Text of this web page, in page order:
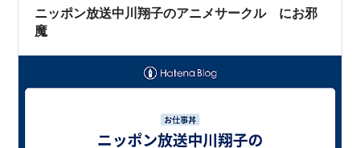
ど、種類を問わず買取。ノーブランドの食器から、有名
ブランド（ノリタケ…
ニッポン放送中川翔子のアニメサークル にお邪
魔